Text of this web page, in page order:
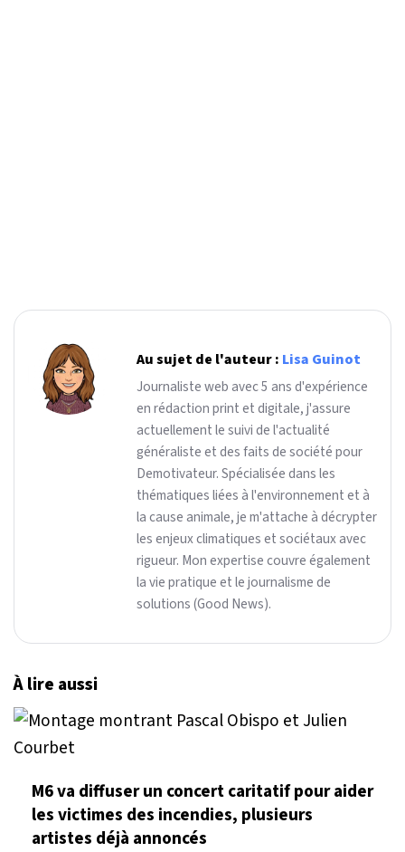
Au sujet de l'auteur : Lisa Guinot
Journaliste web avec 5 ans d'expérience
en rédaction print et digitale, j'assure
actuellement le suivi de l'actualité
généraliste et des faits de société pour
Demotivateur. Spécialisée dans les
thématiques liées à l'environnement et à
la cause animale, je m'attache à décrypter
les enjeux climatiques et sociétaux avec
rigueur. Mon expertise couvre également
la vie pratique et le journalisme de
solutions (Good News).
À lire aussi
M6 va diffuser un concert caritatif pour aider
les victimes des incendies, plusieurs
artistes déjà annoncés